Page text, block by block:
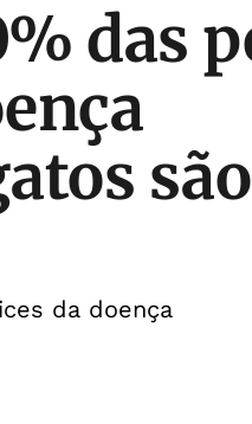
das
são
da doença